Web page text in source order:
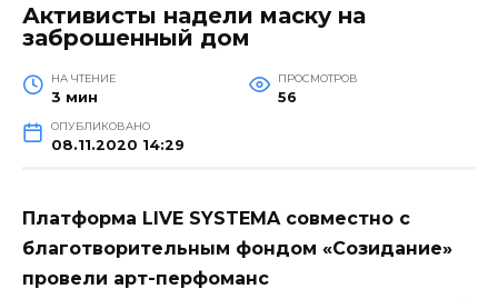
Активисты надели маску на
заброшенный дом
НА ЧТЕНИЕ
3 мин
ПРОСМОТРОВ
56
ОПУБЛИКОВАНО
08.11.2020 14:29
Платформа LIVE SYSTEMA совместно с
благотворительным фондом «Созидание»
провели арт-перфоманс